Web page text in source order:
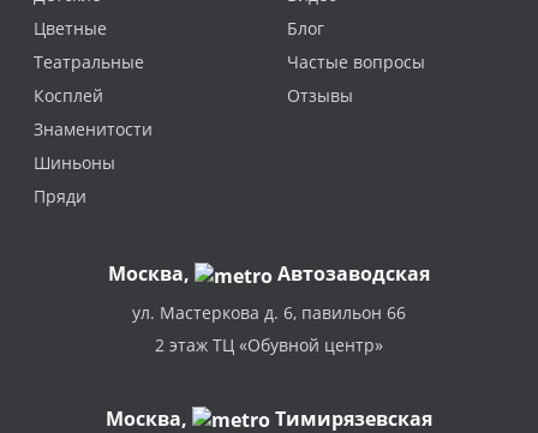
Цветные
Театральные
Косплей
Знаменитости
Шиньоны
Пряди
Блог
Частые вопросы
Отзывы
Москва, Автозаводская
ул. Мастеркова д. 6, павильон 66
2 этаж ТЦ «Обувной центр»
Москва, Тимирязевская